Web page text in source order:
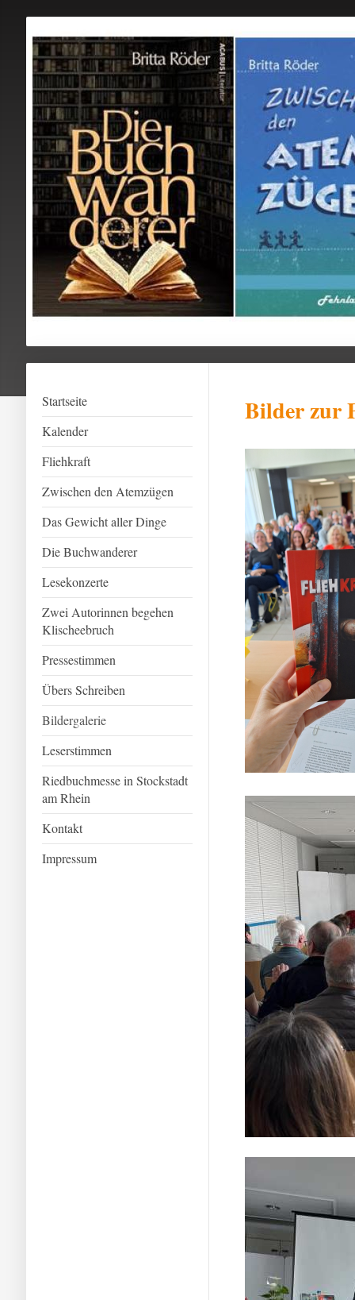
Startseite
Kalender
Fliehkraft
Zwischen den Atemzügen
Das Gewicht aller Dinge
Die Buchwanderer
Lesekonzerte
Zwei Autorinnen begehen
Klischeebruch
Pressestimmen
Übers Schreiben
Bildergalerie
Leserstimmen
Riedbuchmesse in Stockstadt
am Rhein
Kontakt
Impressum
Bilder zur